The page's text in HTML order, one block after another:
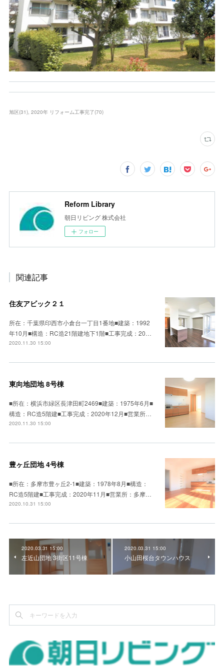
旭区(31) 2020年 リフォーム工事完了(70)
Reform Library
朝日リビング 株式会社
フォロー
関連記事
住友アビック２１
所在：千葉県印西市小倉台一丁目1番地■建築：1992
年10月■構造：RC造21階建地下1階■工事完成：20…
2020.11.30 15:00
東向地団地 8号棟
■所在：横浜市緑区長津田町2469■建築：1975年6月■
構造：RC造5階建■工事完成：2020年12月■営業所…
2020.11.30 15:00
豊ヶ丘団地 4号棟
■所在：多摩市豊ヶ丘2-1■建築：1978年8月■構造：
RC造5階建■工事完成：2020年11月■営業所：多摩…
2020.10.31 15:00
2020.03.31 15:00
左近山団地 3街区11号棟
2020.03.31 15:00
小山田桜台タウンハウス